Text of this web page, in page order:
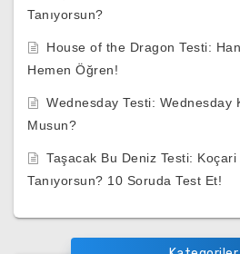
Tanıyorsun?
House of the Dragon Testi:
Hemen Öğren!
Wednesday Testi: Wednesday
Musun?
Taşacak Bu Deniz Testi:
Tanıyorsun? 10 Soruda Test Et!